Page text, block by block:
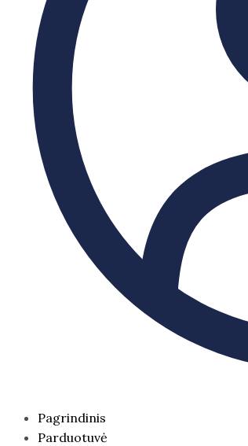
Pagrindinis
Parduotuvė